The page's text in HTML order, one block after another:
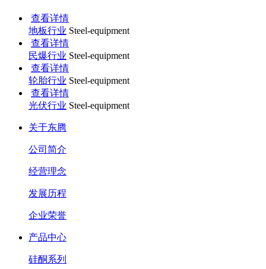
查看详情
地板行业 Steel-equipment
查看详情
民爆行业 Steel-equipment
查看详情
轮胎行业 Steel-equipment
查看详情
光伏行业 Steel-equipment
关于东腾
公司简介
经营理念
发展历程
企业荣誉
产品中心
硅酮系列